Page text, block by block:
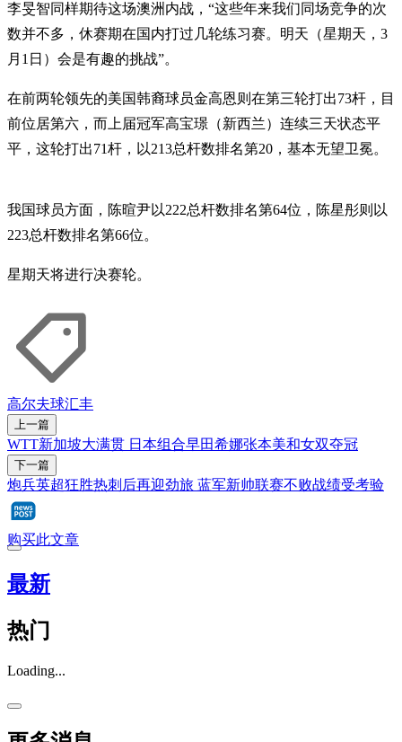
李旻智同样期待这场澳洲内战，“这些年来我们同场竞争的次
数并不多，休赛期在国内打过几轮练习赛。明天（星期天，3
月1日）会是有趣的挑战”。
在前两轮领先的美国韩裔球员金高恩则在第三轮打出73杆，目
前位居第六，而上届冠军高宝璟（新西兰）连续三天状态平
平，这轮打出71杆，以213总杆数排名第20，基本无望卫冕。
我国球员方面，陈暄尹以222总杆数排名第64位，陈星彤则以
223总杆数排名第66位。
星期天将进行决赛轮。
高尔夫球汇丰
上一篇
WTT新加坡大满贯 日本组合早田希娜张本美和女双夺冠
下一篇
炮兵英超狂胜热刺后再迎劲旅 蓝军新帅联赛不败战绩受考验
购买此文章
最新
热门
Loading...